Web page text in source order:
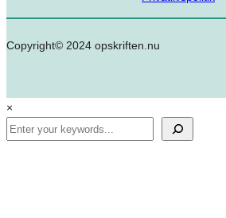
Copyright© 2024 opskriften.nu
×
Search